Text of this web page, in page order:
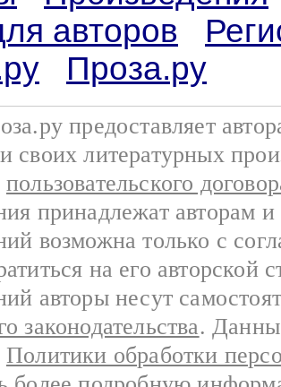
авторов
Проза.ру
предоставляет
своих литературных
пользовательского
принадлежат авторам
возможна только с
на его авторской
авторы несут
законодательства.
Политики обработки